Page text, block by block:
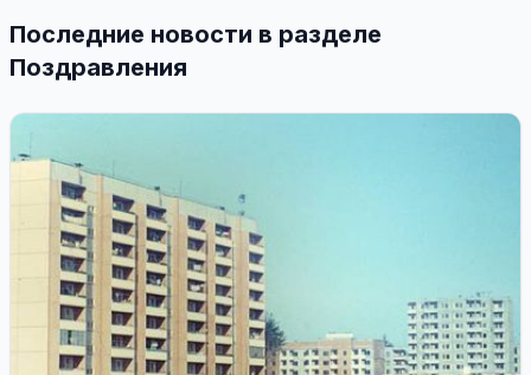
Последние новости в разделе
Поздравления